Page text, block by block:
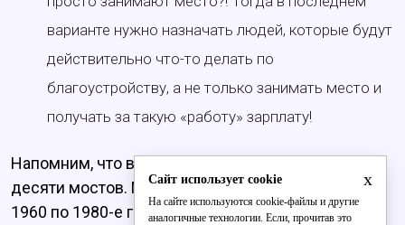
варианте нужно назначать людей, которые будут
действительно что-то делать по
благоустройству, а не только занимать место и
получать за такую «работу» зарплату!
Напомним, что в 2024 году
десяти мостов. Многие из них были построены с
1960 по 1980-е годы.
x
Сайт использует cookie
На сайте используются cookie-файлы и другие
аналогичные технологии. Если, прочитав это